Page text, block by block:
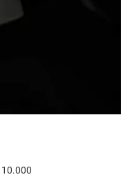
10.000